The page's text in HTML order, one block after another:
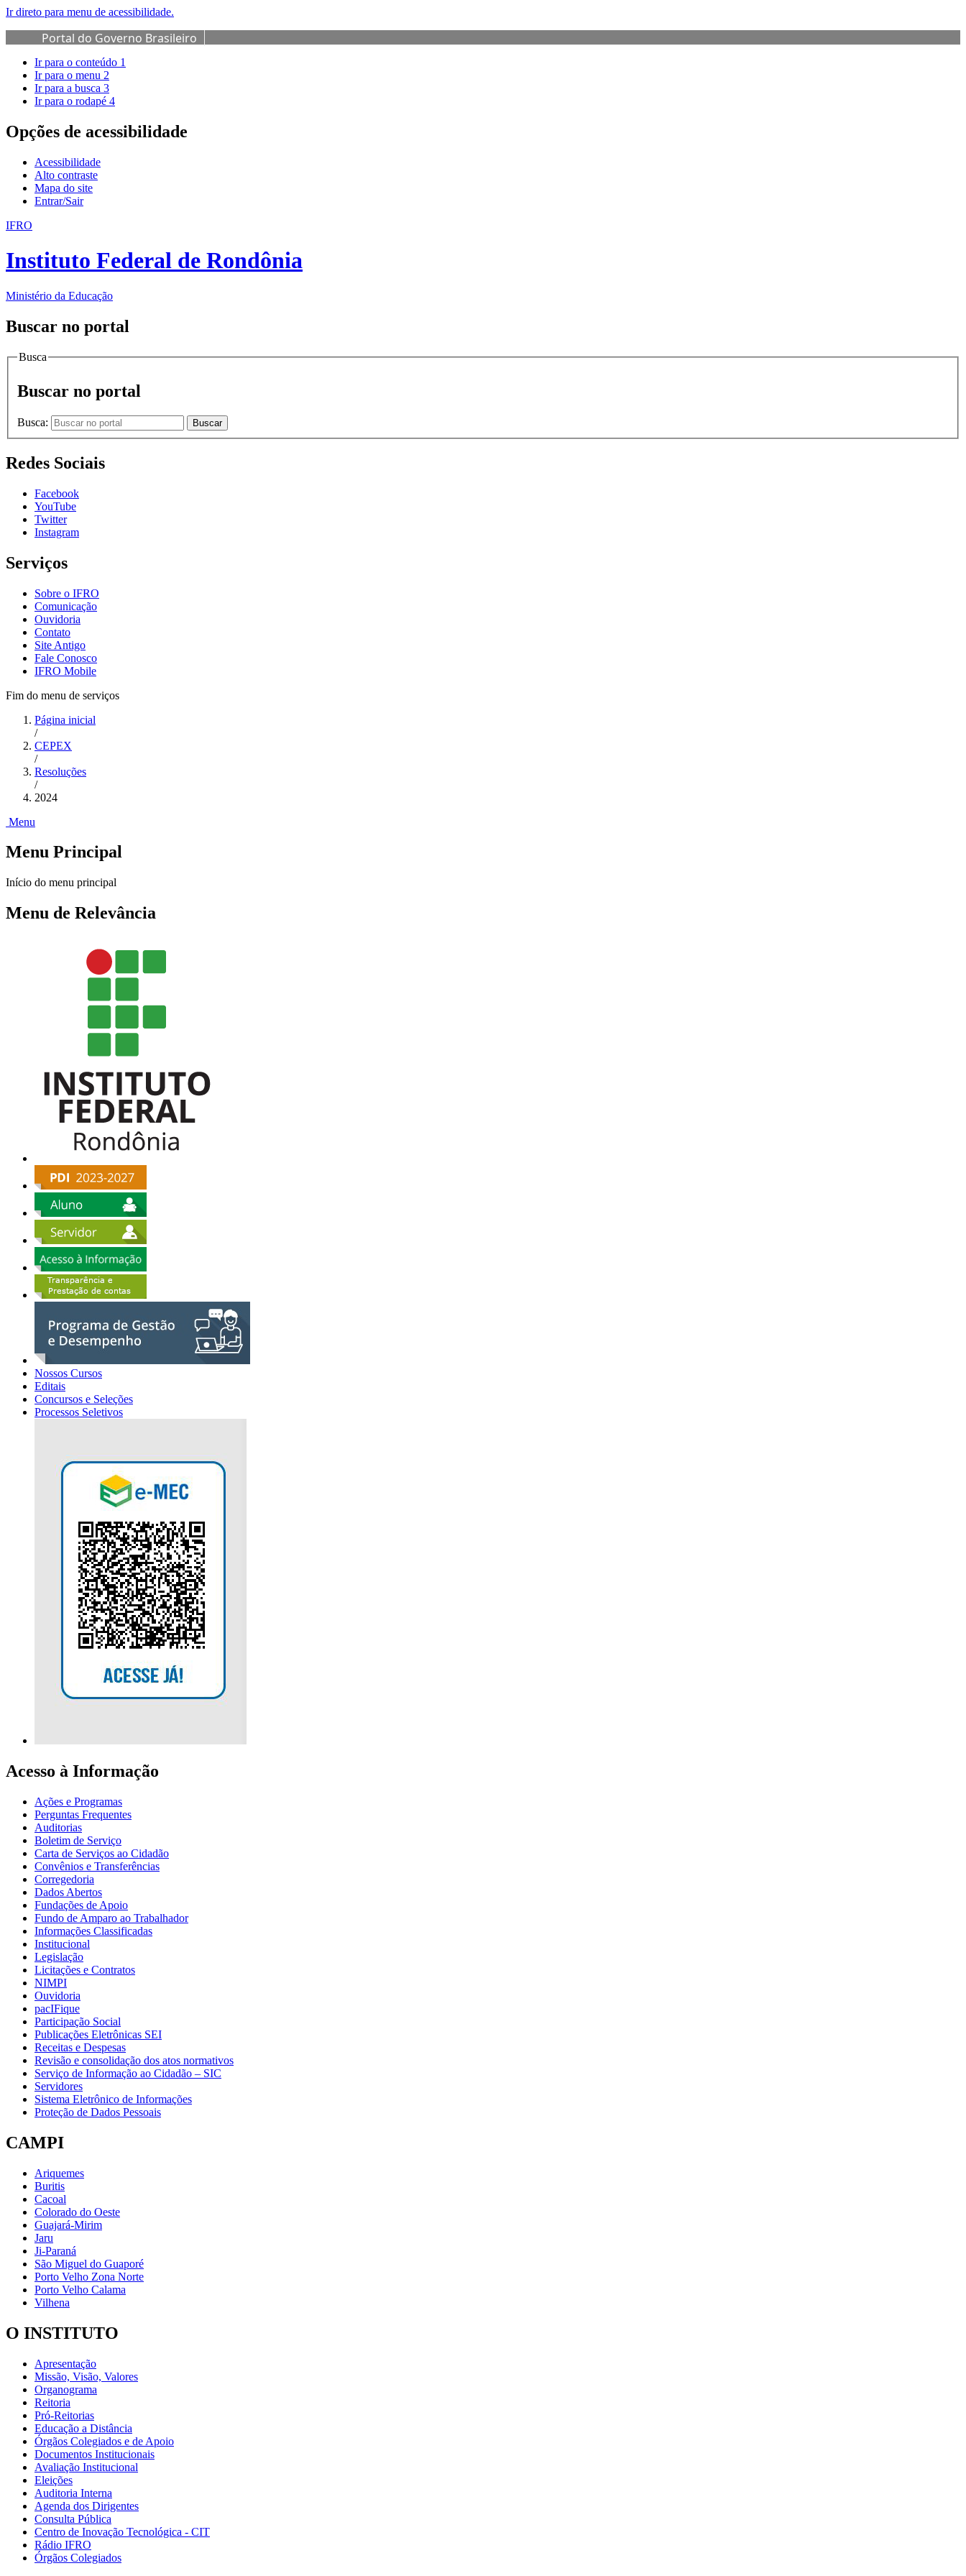
Ir direto para menu de acessibilidade.
Portal do Governo Brasileiro
Ir para o conteúdo 1
Ir para o menu 2
Ir para a busca 3
Ir para o rodapé 4
Opções de acessibilidade
Acessibilidade
Alto contraste
Mapa do site
Entrar/Sair
IFRO
Instituto Federal de Rondônia
Ministério da Educação
Buscar no portal
Busca
Buscar no portal
Busca: Buscar
Redes Sociais
Facebook
YouTube
Twitter
Instagram
Serviços
Sobre o IFRO
Comunicação
Ouvidoria
Contato
Site Antigo
Fale Conosco
IFRO Mobile
Fim do menu de serviços
Página inicial
/
CEPEX
/
Resoluções
/
2024
Menu
Menu Principal
Início do menu principal
Menu de Relevância
Nossos Cursos
Editais
Concursos e Seleções
Processos Seletivos
Acesso à Informação
Ações e Programas
Perguntas Frequentes
Auditorias
Boletim de Serviço
Carta de Serviços ao Cidadão
Convênios e Transferências
Corregedoria
Dados Abertos
Fundações de Apoio
Fundo de Amparo ao Trabalhador
Informações Classificadas
Institucional
Legislação
Licitações e Contratos
NIMPI
Ouvidoria
pacIFique
Participação Social
Publicações Eletrônicas SEI
Receitas e Despesas
Revisão e consolidação dos atos normativos
Serviço de Informação ao Cidadão – SIC
Servidores
Sistema Eletrônico de Informações
Proteção de Dados Pessoais
CAMPI
Ariquemes
Buritis
Cacoal
Colorado do Oeste
Guajará-Mirim
Jaru
Ji-Paraná
São Miguel do Guaporé
Porto Velho Zona Norte
Porto Velho Calama
Vilhena
O INSTITUTO
Apresentação
Missão, Visão, Valores
Organograma
Reitoria
Pró-Reitorias
Educação a Distância
Órgãos Colegiados e de Apoio
Documentos Institucionais
Avaliação Institucional
Eleições
Auditoria Interna
Agenda dos Dirigentes
Consulta Pública
Centro de Inovação Tecnológica - CIT
Rádio IFRO
Órgãos Colegiados